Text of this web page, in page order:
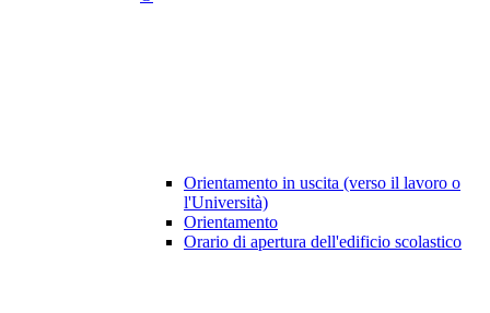
Orientamento in uscita (verso il lavoro o
l'Università)
Orientamento
Orario di apertura dell'edificio scolastico